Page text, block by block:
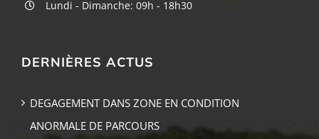
Lundi - Dimanche: 09h - 18h30
DERNIÈRES ACTUS
DEGAGEMENT DANS ZONE EN CONDITION
ANORMALE DE PARCOURS